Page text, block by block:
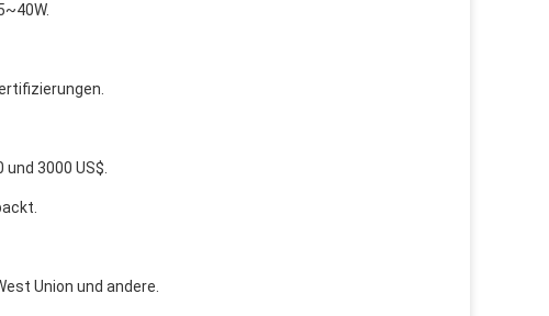
3000 US$.
Union und andere.